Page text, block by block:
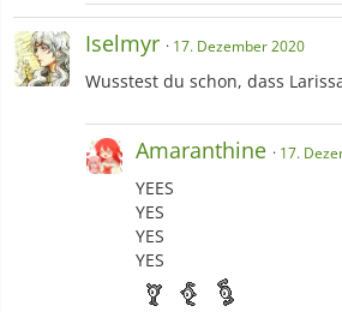
Iselmyr 17. Dezember 2020
Wusstest du schon, dass
Amaranthine 17.
YEES
YES
YES
YES